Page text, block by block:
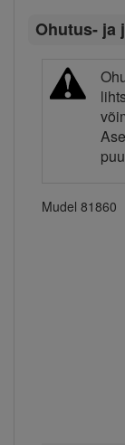
Ohutus- ja
Mudel 81860